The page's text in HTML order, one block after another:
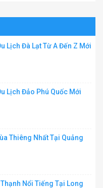
Lịch Đà Lạt Từ A Đến Z Mới
Lịch Đảo Phú Quốc Mới
Thiêng Nhất Tại Quảng
Nổi Tiếng Tại Long